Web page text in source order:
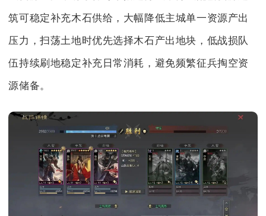
筑可稳定补充木石供给，大幅降低主城单一资源产出
压力，扫荡土地时优先选择木石产出地块，低战损队
伍持续刷地稳定补充日常消耗，避免频繁征兵掏空资
源储备。